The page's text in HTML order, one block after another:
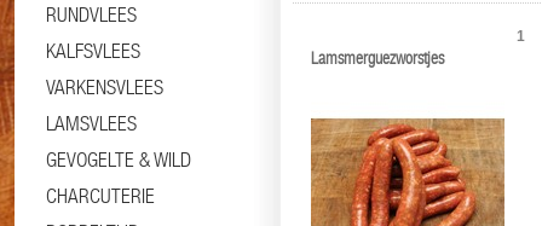
RUNDVLEES
KALFSVLEES
VARKENSVLEES
LAMSVLEES
GEVOGELTE & WILD
CHARCUTERIE
Lamsmerguezworstjes
1